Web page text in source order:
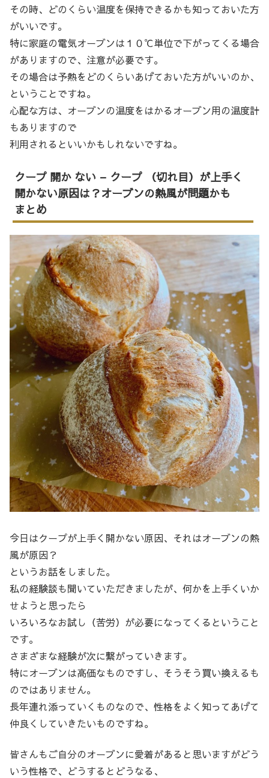
その時、どのくらい温度を保持できるかも知っておいた方
がいいです。
特に家庭の電気オーブンは１０℃単位で下がってくる場合
がありますので、注意が必要です。
その場合は予熱をどのくらいあげておいた方がいいのか、
ということですね。
心配な方は、オーブンの温度をはかるオーブン用の温度計
もありますので
利用されるといいかもしれないですね。
クープ 開か ない – クープ （切れ目）が上手く
開かない原因は？オーブンの熱風が問題かも
まとめ
今日はクープが上手く開かない原因、それはオーブンの熱
風が原因？
というお話をしました。
私の経験談も聞いていただきましたが、何かを上手くいか
せようと思ったら
いろいろなお試し（苦労）が必要になってくるということ
です。
さまざまな経験が次に繋がっていきます。
特にオーブンは高価なものですし、そうそう買い換えるも
のではありません。
長年連れ添っていくものなので、性格をよく知ってあげて
仲良くしていきたいものですね。
皆さんもご自分のオーブンに愛着があると思いますがどう
いう性格で、どうするとどうなる、